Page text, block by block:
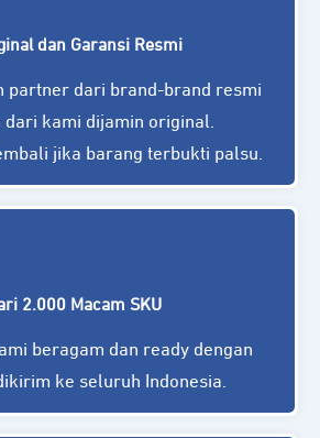
dan Garansi Resmi
partner dari brand-brand resmi
dari kami dijamin original.
jika barang terbukti palsu.
2.000 Macam SKU
beragam dan ready dengan
ke seluruh Indonesia.